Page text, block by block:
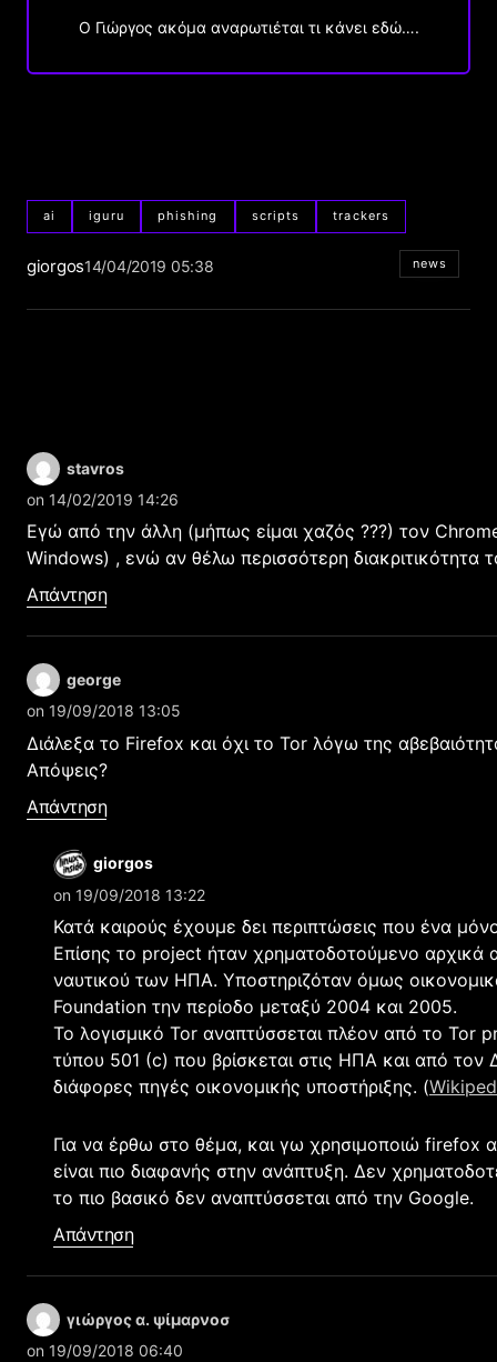
Ο Γιώργος ακόμα αναρωτιέται τι κάνει εδώ….
ai iguru phishing scripts trackers
giorgos14/04/2019 05:38 news
stavros
on 14/02/2019 14:26
Εγώ από την άλλη (μήπως είμαι χαζός ???) τον
Windows) , ενώ αν θέλω περισσότερη διακριτικότητα
Απάντηση
george
on 19/09/2018 13:05
Διάλεξα το Firefox και όχι το Tor λόγω της
Απόψεις?
Απάντηση
giorgos
on 19/09/2018 13:22
Κατά καιρούς έχουμε δει περιπτώσεις που ένα
Επίσης το project ήταν χρηματοδοτούμενο αρχικά
ναυτικού των ΗΠΑ. Υποστηριζόταν όμως
Foundation την περίοδο μεταξύ 2004 και 2005.
Το λογισμικό Tor αναπτύσσεται πλέον από το Tor
τύπου 501 (c) που βρίσκεται στις ΗΠΑ και από τον
διάφορες πηγές οικονομικής υποστήριξης. (
Για να έρθω στο θέμα, και γω χρησιμοποιώ firefox
είναι πιο διαφανής στην ανάπτυξη. Δεν
το πιο βασικό δεν αναπτύσσεται από την Google.
Απάντηση
γιώργος α. ψίμαρνοσ
on 19/09/2018 06:40